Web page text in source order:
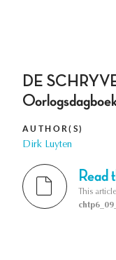
DE
AUTHOR(S)
Dirk Luyten
Read
This